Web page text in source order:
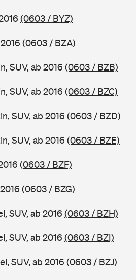
(0603 / BYZ)
(0603 / BZA)
SUV, ab 2016 (0603 / BZB)
SUV, ab 2016 (0603 / BZC)
SUV, ab 2016 (0603 / BZD)
SUV, ab 2016 (0603 / BZE)
(0603 / BZF)
(0603 / BZG)
SUV, ab 2016 (0603 / BZH)
SUV, ab 2016 (0603 / BZI)
SUV, ab 2016 (0603 / BZJ)